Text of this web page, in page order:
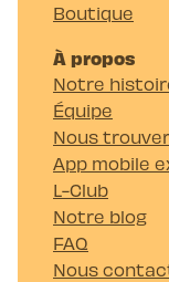
Boutique
À propos
Notre
Équipe
Nous trouver
App mobile
L-Club
Notre blog
FAQ
Nous